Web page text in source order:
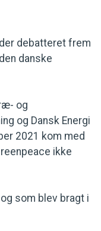
debatteret frem
danske
og
og Dansk Energi
2021 kom med
ikke
som blev bragt i